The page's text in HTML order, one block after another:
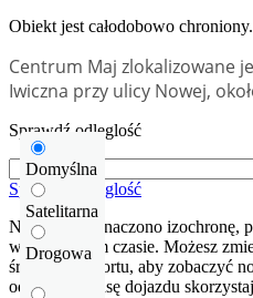
Obiekt jest całodobowo chroniony.
Centrum Maj zlokalizowane
Iwiczna przy ulicy Nowej,
Domyślna
Satelitarna
Drogowa
Sprawdź odleglość
Sprawdź odleglość
Na mapie zaznaczono izochronę,
w określonym czasie. Możesz
środek transportu, aby zobaczyć
odłegłość i trasę dojazdu